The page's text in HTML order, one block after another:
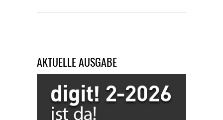
AKTUELLE AUSGABE